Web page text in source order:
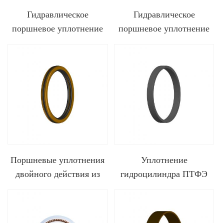
Гидравлическое
поршневое уплотнение
Гидравлическое
поршневое уплотнение
Поршневые уплотнения
двойного действия из
Уплотнение
гидроцилиндра ПТФЭ